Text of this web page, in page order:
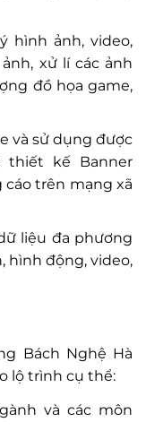
hình ảnh, video,
xử lí các ảnh
đồ họa game,
và sử dụng được
thiết kế Banner
trên mạng xã
liệu đa phương
hình động, video,
Bách Nghệ Hà
lộ trình cụ thể:
và các môn